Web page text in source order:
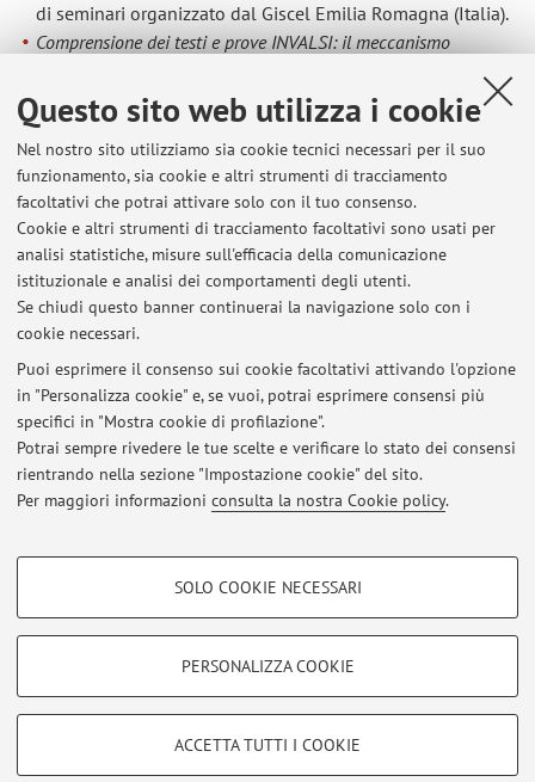
Questo sito web utilizza i cookie
Nel nostro sito utilizziamo sia cookie tecnici necessari per il suo
funzionamento, sia cookie e altri strumenti di tracciamento
facoltativi che potrai attivare solo con il tuo consenso.
Cookie e altri strumenti di tracciamento facoltativi sono usati per
analisi statistiche, misure sull'efficacia della comunicazione
istituzionale e analisi dei comportamenti degli utenti.
Se chiudi questo banner continuerai la navigazione solo con i
cookie necessari.
Puoi esprimere il consenso sui cookie facoltativi attivando l'opzione
in "Personalizza cookie" e, se vuoi, potrai esprimere consensi più
specifici in "Mostra cookie di profilazione".
Potrai sempre rivedere le tue scelte e verificare lo stato dei consensi
rientrando nella sezione "Impostazione cookie" del sito.
Per maggiori informazioni consulta la nostra Cookie policy.
COOKIE DI PROFILAZIONE - FACOLTATIVI
COOKIE TECNICI - NECESSARI
SOLO COOKIE NECESSARI
PERSONALIZZA COOKIE
ACCETTA TUTTI I COOKIE
di seminari organizzato dal Giscel Emilia Romagna (Italia).
Comprensione dei testi e prove INVALSI: il meccanismo
comprensione alla produzione di testi” 20/05/2014,
Università degli Studi di Udine (Italia).
Ultimi avvisi
Esiti dell'esame del 30/1/2026
Pubblicato il: 06 febbraio 2026
Esiti dell'esame del 23/9/2025
Pubblicato il: 27 settembre 2025
Esiti dell'esame del 2/7/2025
Pubblicato il: 17 luglio 2025
Area riservata
Accedi tramiteloginper gestire tutti i contenuti del sito.
Zamboni, 33 - 40126 Bologna - Partita IVA: 01131710376
Privacy|Note legali|Impostazioni Cookie